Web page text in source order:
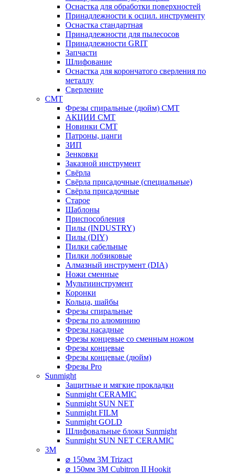
Оснастка для обработки поверхностей
Принадлежности к осцил. инструменту
Оснастка стандартная
Принадлежности для пылесосов
Принадлежности GRIT
Запчасти
Шлифование
Оснастка для корончатого сверления по
металлу
Сверление
CMT
Фрезы спиральные (дюйм) СМТ
АКЦИИ СМТ
Новинки CMT
Патроны, цанги
ЗИП
Зенковки
Заказной инструмент
Свёрла
Свёрла присадочные (специальные)
Свёрла присадочные
Старое
Шаблоны
Приспособления
Пилы (INDUSTRY)
Пилы (DIY)
Пилки сабельные
Пилки лобзиковые
Алмазный инструмент (DIA)
Ножи сменные
Мультиинструмент
Коронки
Кольца, шайбы
Фрезы спиральные
Фрезы по алюминию
Фрезы насадные
Фрезы концевые со сменным ножом
Фрезы концевые
Фрезы концевые (дюйм)
Фрезы Pro
Sunmight
Защитные и мягкие прокладки
Sunmight CERAMIC
Sunmight SUN NET
Sunmight FILM
Sunmight GOLD
Шлифовальные блоки Sunmight
Sunmight SUN NET CERAMIC
3M
⌀ 150мм 3M Trizact
⌀ 150мм 3M Cubitron II Hookit